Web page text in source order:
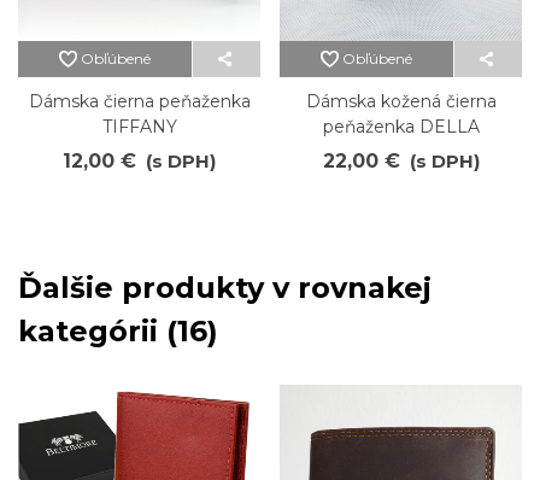
Obľúbené
Dámska čierna peňaženka
TIFFANY
12,00 € (s DPH)
Obľúbené
Dámska kožená čierna
peňaženka DELLA
22,00 € (s DPH)
Ďalšie produkty v rovnakej
kategórii (16)